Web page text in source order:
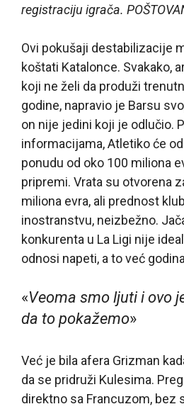
registraciju igrača.
Ovi pokušaji destabilizacije
koštati Katalonce. Svakako,
koji ne želi da produži
godine, napravio je Barsu
on nije jedini koji je odlučio.
informacijama, Atletiko će
ponudu od oko 100 miliona
pripremi. Vrata su otvorena
miliona evra, ali prednost
inostranstvu, neizbežno.
konkurenta u La Ligi nije
odnosi napeti, a to već
«Veoma smo ljuti i ovo
da to pokažemo»
Već je bila afera Grizman
da se pridruži Kulesima.
direktno sa Francuzom, bez